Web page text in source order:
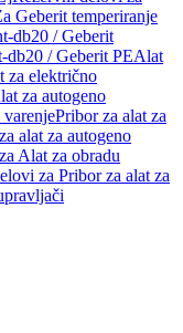
Geberit temperiranje
db20 / Geberit
db20 / Geberit PEAlat
za električno
za autogeno
Pribor za alat za
alat za autogeno
Alat za obradu
za Pribor za alat za